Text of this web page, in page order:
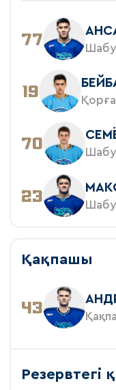
77
19
70
23
Қақпашы
43
Резервтегі